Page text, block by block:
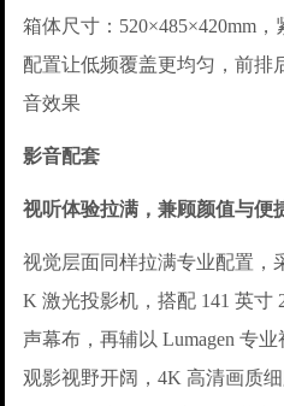
箱体尺寸：520×485×420mm
配置让低频覆盖更均匀，前排
音效果
影音配套
视听体验拉满，兼顾颜值与便
视觉层面同样拉满专业配置，
K 激光投影机，搭配 141 英寸
声幕布，再辅以 Lumagen 专
观影视野开阔，4K 高清画质